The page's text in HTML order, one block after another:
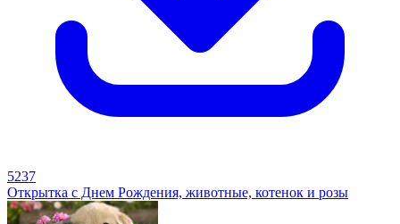
5237
Открытка с Днем Рождения, животные, котенок и розы